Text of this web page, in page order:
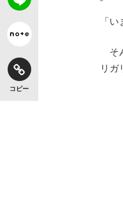
コピー
「
そ
リガ